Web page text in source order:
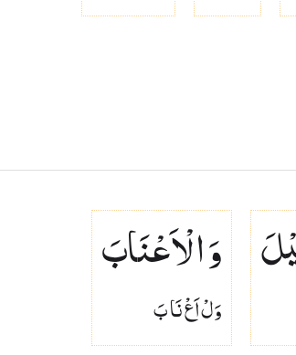
وَ الْاَعْنَابَ
وَلْ اَعْ نَا بَ